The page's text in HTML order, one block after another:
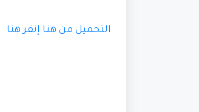
التحميل من هنا إنقر هنا